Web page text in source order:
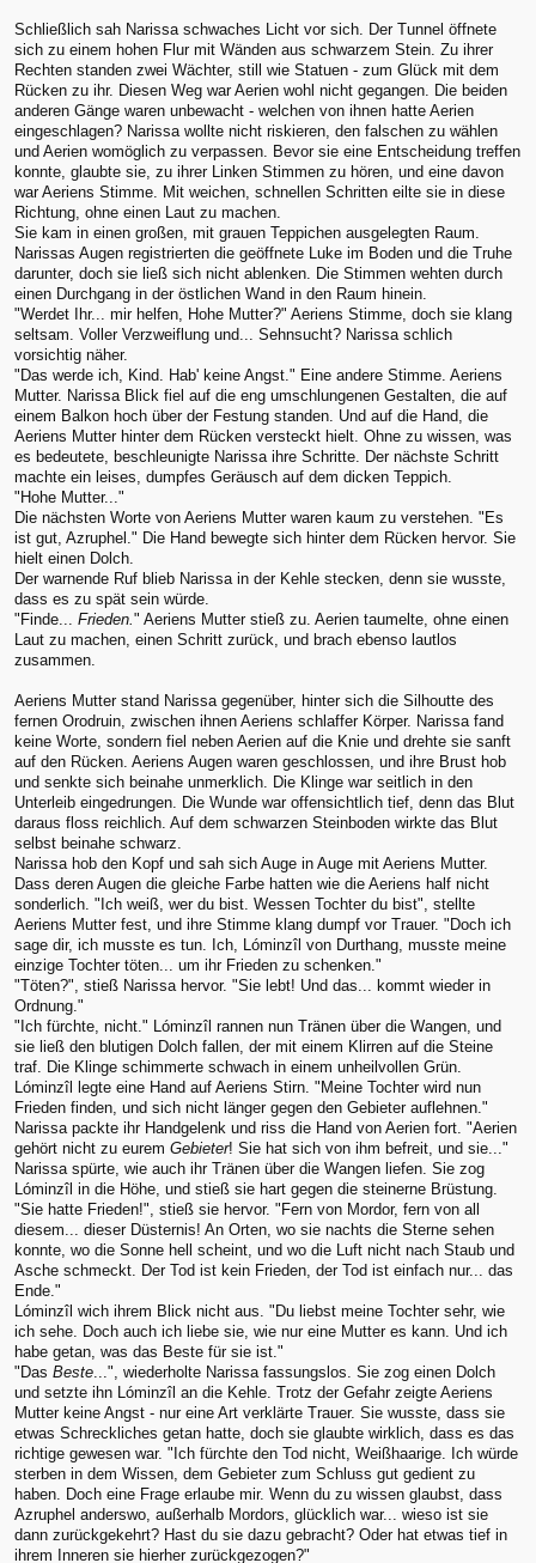
Schließlich sah Narissa schwaches Licht vor sich. Der Tunnel öffnete
sich zu einem hohen Flur mit Wänden aus schwarzem Stein. Zu ihrer
Rechten standen zwei Wächter, still wie Statuen - zum Glück mit dem
Rücken zu ihr. Diesen Weg war Aerien wohl nicht gegangen. Die beiden
anderen Gänge waren unbewacht - welchen von ihnen hatte Aerien
eingeschlagen? Narissa wollte nicht riskieren, den falschen zu wählen
und Aerien womöglich zu verpassen. Bevor sie eine Entscheidung treffen
konnte, glaubte sie, zu ihrer Linken Stimmen zu hören, und eine davon
war Aeriens Stimme. Mit weichen, schnellen Schritten eilte sie in diese
Richtung, ohne einen Laut zu machen.
Sie kam in einen großen, mit grauen Teppichen ausgelegten Raum.
Narissas Augen registrierten die geöffnete Luke im Boden und die Truhe
darunter, doch sie ließ sich nicht ablenken. Die Stimmen wehten durch
einen Durchgang in der östlichen Wand in den Raum hinein.
"Werdet Ihr... mir helfen, Hohe Mutter?" Aeriens Stimme, doch sie klang
seltsam. Voller Verzweiflung und... Sehnsucht? Narissa schlich
vorsichtig näher.
"Das werde ich, Kind. Hab' keine Angst." Eine andere Stimme. Aeriens
Mutter. Narissa Blick fiel auf die eng umschlungenen Gestalten, die auf
einem Balkon hoch über der Festung standen. Und auf die Hand, die
Aeriens Mutter hinter dem Rücken versteckt hielt. Ohne zu wissen, was
es bedeutete, beschleunigte Narissa ihre Schritte. Der nächste Schritt
machte ein leises, dumpfes Geräusch auf dem dicken Teppich.
"Hohe Mutter..."
Die nächsten Worte von Aeriens Mutter waren kaum zu verstehen. "Es
ist gut, Azruphel." Die Hand bewegte sich hinter dem Rücken hervor. Sie
hielt einen Dolch.
Der warnende Ruf blieb Narissa in der Kehle stecken, denn sie wusste,
dass es zu spät sein würde.
"Finde... Frieden." Aeriens Mutter stieß zu. Aerien taumelte, ohne einen
Laut zu machen, einen Schritt zurück, und brach ebenso lautlos
zusammen.
Aeriens Mutter stand Narissa gegenüber, hinter sich die Silhoutte des
fernen Orodruin, zwischen ihnen Aeriens schlaffer Körper. Narissa fand
keine Worte, sondern fiel neben Aerien auf die Knie und drehte sie sanft
auf den Rücken. Aeriens Augen waren geschlossen, und ihre Brust hob
und senkte sich beinahe unmerklich. Die Klinge war seitlich in den
Unterleib eingedrungen. Die Wunde war offensichtlich tief, denn das Blut
daraus floss reichlich. Auf dem schwarzen Steinboden wirkte das Blut
selbst beinahe schwarz.
Narissa hob den Kopf und sah sich Auge in Auge mit Aeriens Mutter.
Dass deren Augen die gleiche Farbe hatten wie die Aeriens half nicht
sonderlich. "Ich weiß, wer du bist. Wessen Tochter du bist", stellte
Aeriens Mutter fest, und ihre Stimme klang dumpf vor Trauer. "Doch ich
sage dir, ich musste es tun. Ich, Lóminzîl von Durthang, musste meine
einzige Tochter töten... um ihr Frieden zu schenken."
"Töten?", stieß Narissa hervor. "Sie lebt! Und das... kommt wieder in
Ordnung."
"Ich fürchte, nicht." Lóminzîl rannen nun Tränen über die Wangen, und
sie ließ den blutigen Dolch fallen, der mit einem Klirren auf die Steine
traf. Die Klinge schimmerte schwach in einem unheilvollen Grün.
Lóminzîl legte eine Hand auf Aeriens Stirn. "Meine Tochter wird nun
Frieden finden, und sich nicht länger gegen den Gebieter auflehnen."
Narissa packte ihr Handgelenk und riss die Hand von Aerien fort. "Aerien
gehört nicht zu eurem Gebieter! Sie hat sich von ihm befreit, und sie..."
Narissa spürte, wie auch ihr Tränen über die Wangen liefen. Sie zog
Lóminzîl in die Höhe, und stieß sie hart gegen die steinerne Brüstung.
"Sie hatte Frieden!", stieß sie hervor. "Fern von Mordor, fern von all
diesem... dieser Düsternis! An Orten, wo sie nachts die Sterne sehen
konnte, wo die Sonne hell scheint, und wo die Luft nicht nach Staub und
Asche schmeckt. Der Tod ist kein Frieden, der Tod ist einfach nur... das
Ende."
Lóminzîl wich ihrem Blick nicht aus. "Du liebst meine Tochter sehr, wie
ich sehe. Doch auch ich liebe sie, wie nur eine Mutter es kann. Und ich
habe getan, was das Beste für sie ist."
"Das Beste...", wiederholte Narissa fassungslos. Sie zog einen Dolch
und setzte ihn Lóminzîl an die Kehle. Trotz der Gefahr zeigte Aeriens
Mutter keine Angst - nur eine Art verklärte Trauer. Sie wusste, dass sie
etwas Schreckliches getan hatte, doch sie glaubte wirklich, dass es das
richtige gewesen war. "Ich fürchte den Tod nicht, Weißhaarige. Ich würde
sterben in dem Wissen, dem Gebieter zum Schluss gut gedient zu
haben. Doch eine Frage erlaube mir. Wenn du zu wissen glaubst, dass
Azruphel anderswo, außerhalb Mordors, glücklich war... wieso ist sie
dann zurückgekehrt? Hast du sie dazu gebracht? Oder hat etwas tief in
ihrem Inneren sie hierher zurückgezogen?"